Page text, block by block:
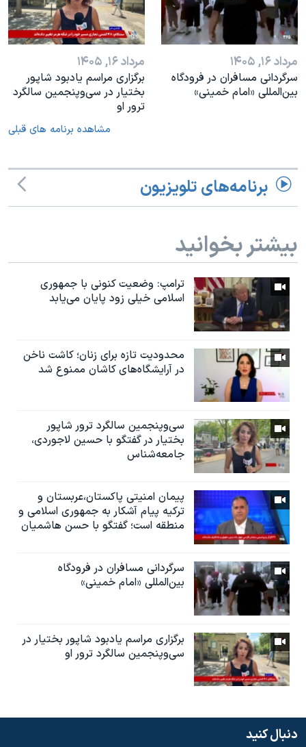
مرداد ۱۶, ۱۴۰۵
سرگردانی مسافران در فرودگاه
بین‌المللی «امام خمینی»
مرداد ۱۶, ۱۴۰۵
برگزاری مراسم یادبود شاپور
بختیار در سی‌وپنجمین سالگرد
ترور او
مشاهده برنامه های قبلی
برنامه‌های تلویزیون
بیشتر بخوانید
ترامپ: وضعیت کنونی با جمهوری
اسلامی خیلی زود پایان می‌یابد
محدودیت تازه برای زنان؛ کاشت ناخن
در آرایشگاه‌های کاشان ممنوع شد
سی‌وپنجمین سالگرد ترور شاپور
بختیار در گفتگو با حسین لاجوردی،
جامعه‌شناس
پیمان امنیتی پاکستان،عربستان و
ترکیه پیام آشکار به جمهوری اسلامی و
منطقه است؛ گفتگو با حسن هاشمیان
سرگردانی مسافران در فرودگاه
بین‌المللی «امام خمینی»
برگزاری مراسم یادبود شاپور بختیار در
سی‌وپنجمین سالگرد ترور او
دنبال کنید